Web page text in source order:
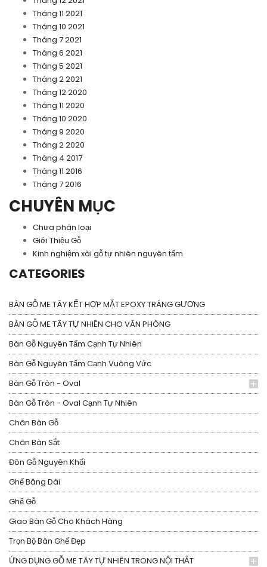
Tháng 11 2021
Tháng 10 2021
Tháng 7 2021
Tháng 6 2021
Tháng 5 2021
Tháng 2 2021
Tháng 12 2020
Tháng 11 2020
Tháng 10 2020
Tháng 9 2020
Tháng 2 2020
Tháng 4 2017
Tháng 11 2016
Tháng 7 2016
CHUYÊN MỤC
Chưa phân loại
Giới Thiệu Gỗ
Kinh nghiệm xài gỗ tự nhiên nguyên tấm
CATEGORIES
BÀN GỖ ME TÂY KẾT HỢP MẶT EPOXY TRÁNG GƯƠNG
BÀN GỖ ME TÂY TỰ NHIÊN CHO VĂN PHÒNG
Bàn Gỗ Nguyên Tấm Cạnh Tự Nhiên
Bàn Gỗ Nguyên Tấm Cạnh Vuông Vức
Bàn Gỗ Tròn - Oval
Bàn Gỗ Tròn - Oval Cạnh Tự Nhiên
Chân Bàn Gỗ
Chân Bàn Sắt
Đôn Gỗ Nguyên Khối
Ghế Băng Dài
Ghế Gỗ
Giao Bàn Gỗ Cho Khách Hàng
Trọn Bộ Bàn Ghế Đẹp
ỨNG DỤNG GỖ ME TÂY TỰ NHIÊN TRONG NỘI THẤT